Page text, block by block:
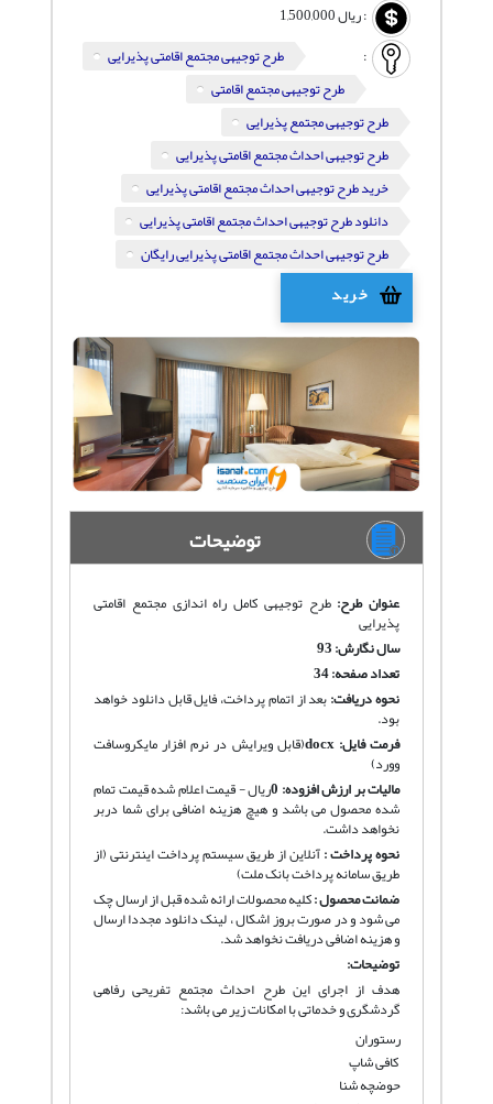
:ریال1,500,000
:
طرح توجیهی مجتمع اقامتی پذیرایی
طرح توجیهی مجتمع اقامتی
طرح توجیهی مجتمع پذیرایی
طرح توجیهی احداث مجتمع اقامتی پذیرایی
خرید طرح توجیهی احداث مجتمع اقامتی پذیرایی
دانلود طرح توجیهی احداث مجتمع اقامتی پذیرایی
طرح توجیهی احداث مجتمع اقامتی پذیرایی رایگان
خرید
توضیحات
عنوان طرح:طرح توجیهی کامل راه اندازی مجتمع اقامتی
پذیرایی
سال نگارش: 93
تعداد صفحه: 34
نحوه دریافت:بعد از اتمام پرداخت، فایل قابل دانلود خواهد
بود.
فرمت فایل:docx(قابل ویرایش در نرم افزار مایکروسافت
وورد)
مالیات بر ارزش افزوده: 0ریال - قیمت اعلام شده قیمت تمام
شده محصول می باشد و هیچ هزینه اضافی برای شما دربر
نخواهد داشت.
نحوه پرداخت :آنلاین از طریق سیستم پرداخت اینترنتی (از
طریق سامانه پرداخت بانک ملت)
ضمانت محصول :کلیه محصولات ارائه شده قبل از ارسال چک
می شود و در صورت بروز اشکال ، لینک دانلود مجددا ارسال
و هزینه اضافی دریافت نخواهد شد.
توضیحات:
هدف از اجرای این طرح احداث مجتمع تفریحی رفاهی
گردشگری و خدماتی با امکانات زیر می باشد:
رستوران
کافی شاپ
حوضچه شنا